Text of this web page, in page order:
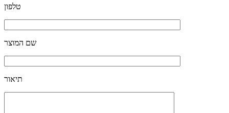
טלפון
שם המוצר
תיאור